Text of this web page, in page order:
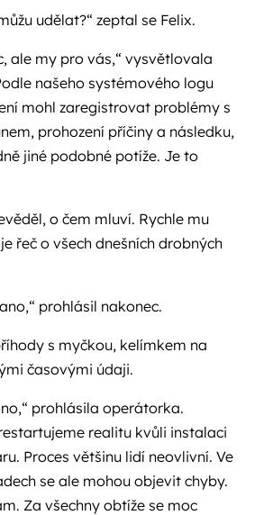
udělat?“ zeptal se Felix.
ale my pro vás,“ vysvětlovala
našeho systémového logu
mohl zaregistrovat problémy s
prohození příčiny a následku,
jiné podobné potíže. Je to
o čem mluví. Rychle mu
řeč o všech dnešních drobných
prohlásil nakonec.
s myčkou, kelímkem na
časovými údaji.
prohlásila operátorka.
realitu kvůli instalaci
Proces většinu lidí neovlivní. Ve
se ale mohou objevit chyby.
Za všechny obtíže se moc